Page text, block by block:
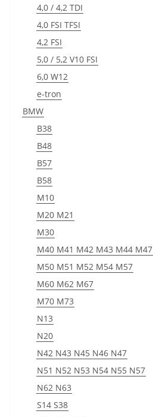
4,0 / 4,2 TDI
4,0 FSI TFSI
4,2 FSI
5,0 / 5,2 V10 FSI
6,0 W12
e-tron
BMW
B38
B48
B57
B58
M10
M20 M21
M30
M40 M41 M42 M43 M44 M47
M50 M51 M52 M54 M57
M60 M62 M67
M70 M73
N13
N20
N42 N43 N45 N46 N47
N51 N52 N53 N54 N55 N57
N62 N63
S14 S38